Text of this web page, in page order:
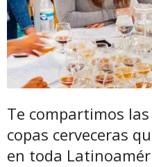
Te compartimos
copas cerveceras
en toda